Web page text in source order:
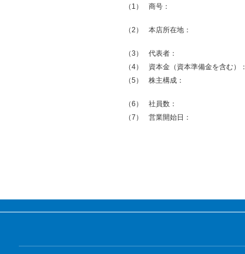
（1） 商号：
（2）
本店所在地：
（3）
代表者：
（4）
資本金（資本準備金を含む）：
（5）
株主構成：
（6）
社員数：
（7）
営業開始日：